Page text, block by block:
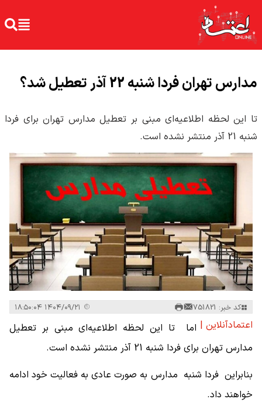
مدارس تهران فردا شنبه 22 آذر تعطیل شد؟
تا این لحظه اطلاعیه‌ای مبنی بر تعطیل مدارس تهران برای فردا
شنبه 21 آذر منتشر نشده است.
کد خبر: 751821
اعتمادآنلاین | اما تا این لحظه اطلاعیه‌ای مبنی بر تعطیل
مدارس تهران برای فردا شنبه 21 آذر منتشر نشده است.
بنابراین فردا شنبه مدارس به صورت عادی به فعالیت خود ادامه
خواهند داد.